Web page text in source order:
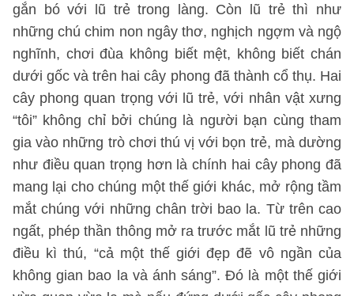
gắn bó với lũ trẻ trong làng. Còn lũ trẻ thì như
những chú chim non ngây thơ, nghịch ngợm và ngộ
nghĩnh, chơi đùa không biết mệt, không biết chán
dưới gốc và trên hai cây phong đã thành cổ thụ. Hai
cây phong quan trọng với lũ trẻ, với nhân vật xưng
“tôi” không chỉ bởi chúng là người bạn cùng tham
gia vào những trò chơi thú vị với bọn trẻ, mà dường
như điều quan trọng hơn là chính hai cây phong đã
mang lại cho chúng một thế giới khác, mở rộng tầm
mắt chúng với những chân trời bao la. Từ trên cao
ngất, phép thần thông mở ra trước mắt lũ trẻ những
điều kì thú, “cả một thế giới đẹp đẽ vô ngần của
không gian bao la và ánh sáng”. Đó là một thế giới